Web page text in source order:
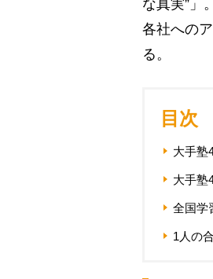
な真実”」
各社への
る。
目次
大手塾
大手塾
全国学
1人の